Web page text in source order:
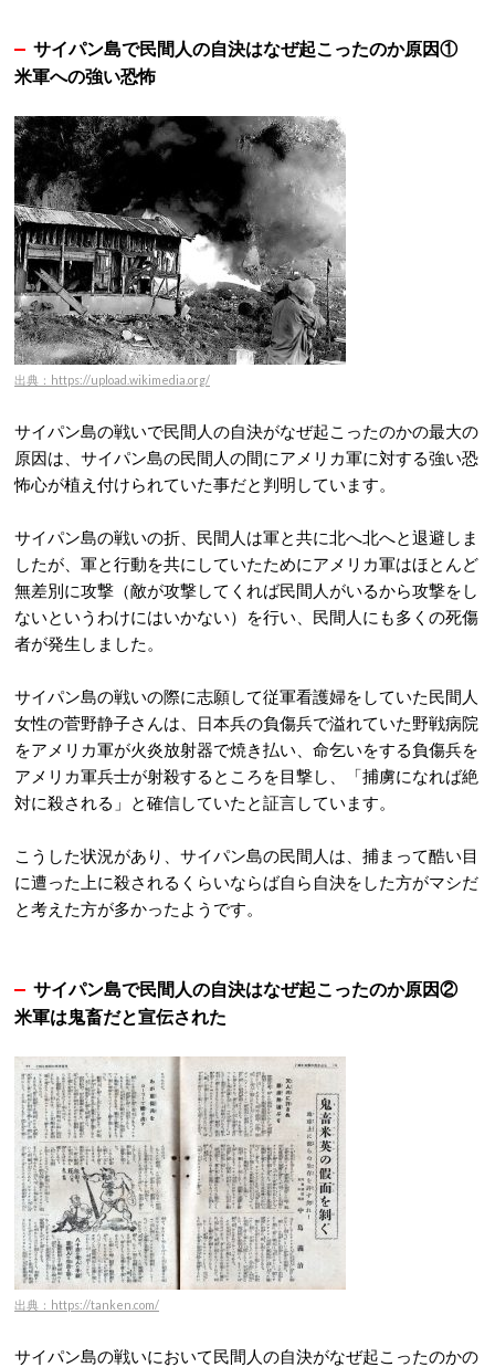
サイパン島で民間人の自決はなぜ起こったのか原因①
米軍への強い恐怖
出典：https://upload.wikimedia.org/
サイパン島の戦いで民間人の自決がなぜ起こったのかの最大の
原因は、サイパン島の民間人の間にアメリカ軍に対する強い恐
怖心が植え付けられていた事だと判明しています。
サイパン島の戦いの折、民間人は軍と共に北へ北へと退避しま
したが、軍と行動を共にしていたためにアメリカ軍はほとんど
無差別に攻撃（敵が攻撃してくれば民間人がいるから攻撃をし
ないというわけにはいかない）を行い、民間人にも多くの死傷
者が発生しました。
サイパン島の戦いの際に志願して従軍看護婦をしていた民間人
女性の菅野静子さんは、日本兵の負傷兵で溢れていた野戦病院
をアメリカ軍が火炎放射器で焼き払い、命乞いをする負傷兵を
アメリカ軍兵士が射殺するところを目撃し、「捕虜になれば絶
対に殺される」と確信していたと証言しています。
こうした状況があり、サイパン島の民間人は、捕まって酷い目
に遭った上に殺されるくらいならば自ら自決をした方がマシだ
と考えた方が多かったようです。
サイパン島で民間人の自決はなぜ起こったのか原因②
米軍は鬼畜だと宣伝された
出典：https://tanken.com/
サイパン島の戦いにおいて民間人の自決がなぜ起こったのかの